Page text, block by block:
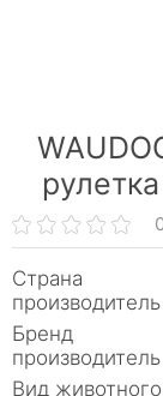
Страна
производитель
Бренд
производитель
Вид животного